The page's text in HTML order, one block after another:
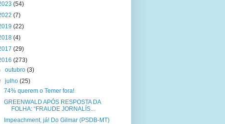
(54)
(7)
(22)
(4)
(29)
(273)
outubro(3)
julho(25)
74% querem o Temer fora!
GREENWALD APÓS RESPOSTA DA
FOLHA: “FRAUDE JORNALÍS...
Impeachment, já! Do Gilmar (PSDB-MT)